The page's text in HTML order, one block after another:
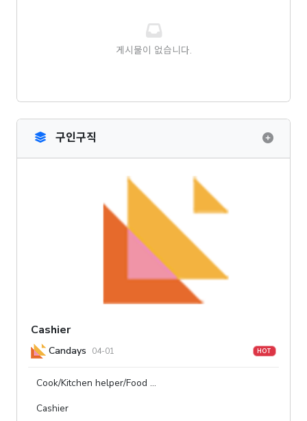
게시물이 없습니다.
구인구직
Cashier
Candays 04-01 HOT
Cook/Kitchen helper/Food …
Cashier